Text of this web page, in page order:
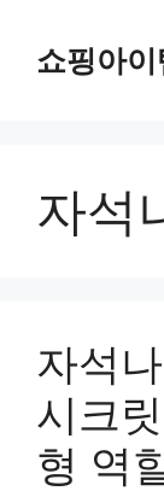
쇼핑아이
자석
자석
시크
형 역